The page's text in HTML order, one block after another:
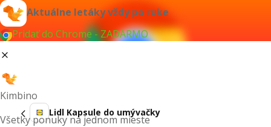
Aktuálne letáky vždy po ruke
Pridať do Chrome - ZADARMO
Kimbino
Všetky ponuky na jednom mieste
Lidl Kapsule do umývačky